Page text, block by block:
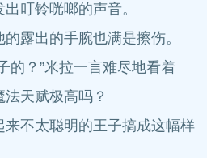
叮铃咣啷的声音。
露出的手腕也满是擦伤。
的？”米拉一言难尽地看着
天赋极高吗？
不太聪明的王子搞成这幅样